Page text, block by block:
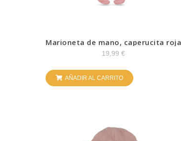
Marioneta de mano, caperucita roja
19,99€
AÑADIR AL CARRITO